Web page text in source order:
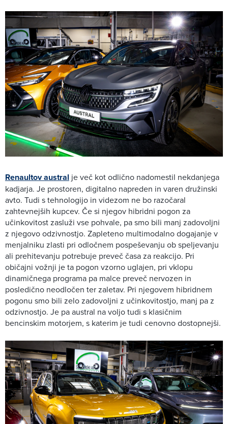
Renaultov austral je več kot odlično nadomestil nekdanjega
kadjarja. Je prostoren, digitalno napreden in varen družinski
avto. Tudi s tehnologijo in videzom ne bo razočaral
zahtevnejših kupcev. Če si njegov hibridni pogon za
učinkovitost zasluži vse pohvale, pa smo bili manj zadovoljni
z njegovo odzivnostjo. Zapleteno multimodalno dogajanje v
menjalniku zlasti pri odločnem pospeševanju ob speljevanju
ali prehitevanju potrebuje preveč časa za reakcijo. Pri
običajni vožnji je ta pogon vzorno uglajen, pri vklopu
dinamičnega programa pa malce preveč nervozen in
posledično neodločen ter zaletav. Pri njegovem hibridnem
pogonu smo bili zelo zadovoljni z učinkovitostjo, manj pa z
odzivnostjo. Je pa austral na voljo tudi s klasičnim
bencinskim motorjem, s katerim je tudi cenovno dostopnejši.